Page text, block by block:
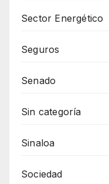
Sector Energético
Seguros
Senado
Sin categoría
Sinaloa
Sociedad